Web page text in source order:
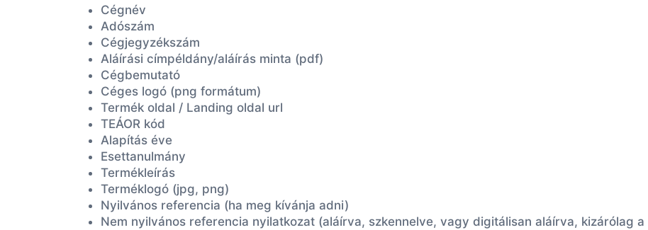
Cégnév
Adószám
Cégjegyzékszám
Aláírási címpéldány/aláírás minta (pdf)
Cégbemutató
Céges logó (png formátum)
Termék oldal / Landing oldal url
TEÁOR kód
Alapítás éve
Esettanulmány
Termékleírás
Terméklogó (jpg, png)
Nyilvános referencia (ha meg kívánja adni)
Nem nyilvános referencia nyilatkozat (aláírva, szkennelve, vagy digitálisan aláírva, kizárólag a